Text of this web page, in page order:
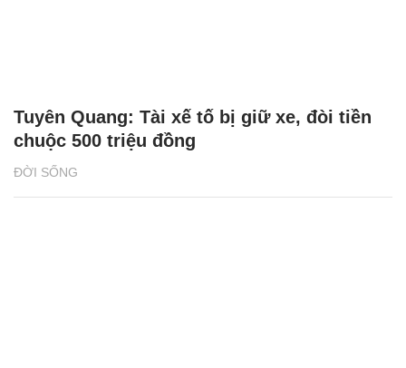
ĐỜI SỐNG
Tuyên Quang: Tài xế tố bị giữ xe, đòi tiền
chuộc 500 triệu đồng